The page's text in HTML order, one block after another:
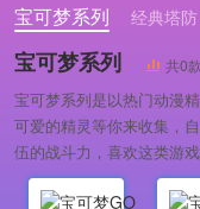
宝可梦系列
经典塔防
宝可梦系列 共0
宝可梦系列是以热门动漫
可爱的精灵等你来收集，
伍的战斗力，喜欢这类游